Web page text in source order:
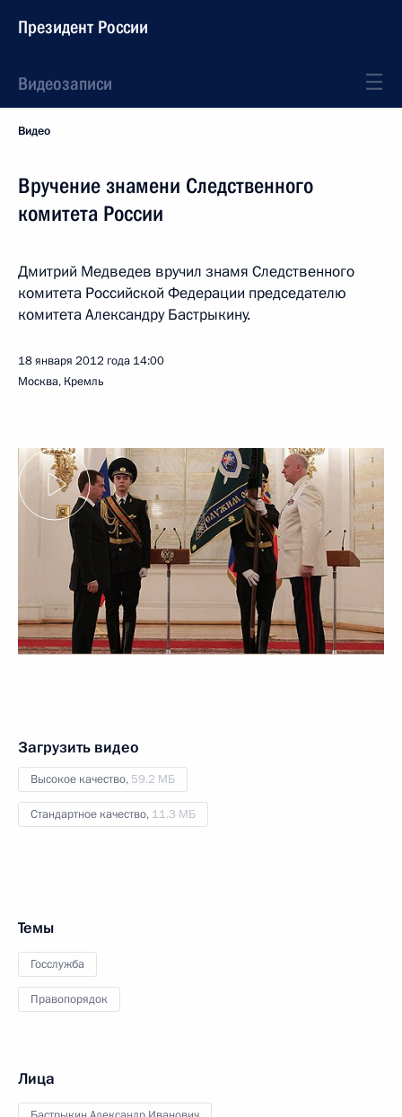
Президент России
Видеозаписи
Видео
Вручение знамени Следственного
комитета России
Дмитрий Медведев вручил знамя Следственного
комитета Российской Федерации председателю
комитета Александру Бастрыкину.
18 января 2012 года 14:00
Москва, Кремль
Загрузить видео
Высокое качество, 59.2 МБ
Стандартное качество, 11.3 МБ
Темы
Госслужба
Правопорядок
Лица